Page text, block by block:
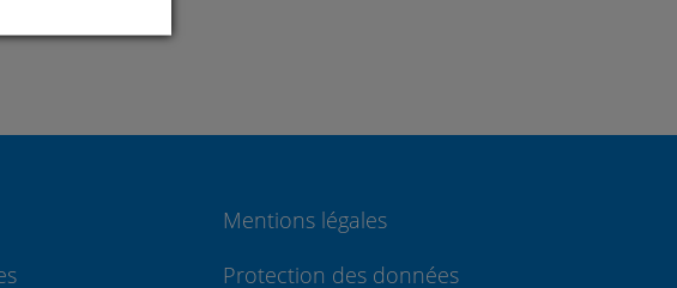
Mentions légales
Protection des données